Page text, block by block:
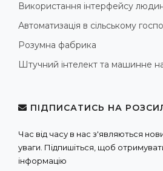
Використання інтерфейсу
Автоматизація в сільському
Розумна фабрика
Штучний інтелект та машинне
ПІДПИСАТИСЬ НА
Час від часу в нас з'являються
уваги. Підпишіться, щоб
інформацію